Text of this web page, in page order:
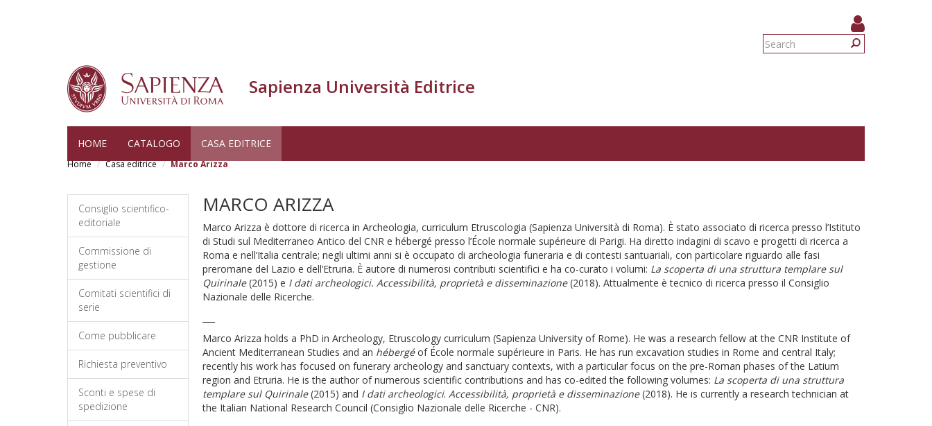
Search
Sapienza Università Editrice
HOME CATALOGO CASA EDITRICE
Home Casa editrice Marco Arizza
Consiglio scientifico-
editoriale
Commissione di
gestione
Comitati scientifici di
serie
Come pubblicare
Richiesta preventivo
Sconti e spese di
spedizione
MARCO ARIZZA
Marco Arizza è dottore di ricerca in Archeologia, curriculum Etruscologia (Sapienza Università di Roma). È stato associato di ricerca presso l’Istituto
di Studi sul Mediterraneo Antico del CNR e hébergé presso l’École normale supérieure di Parigi. Ha diretto indagini di scavo e progetti di ricerca a
Roma e nell’Italia centrale; negli ultimi anni si è occupato di archeologia funeraria e di contesti santuariali, con particolare riguardo alle fasi
preromane del Lazio e dell’Etruria. È autore di numerosi contributi scientifici e ha co-curato i volumi: La scoperta di una struttura templare sul
Quirinale(2015) e I dati archeologici. Accessibilità, proprietà e disseminazione(2018). Attualmente è tecnico di ricerca presso il Consiglio
Nazionale delle Ricerche.
Marco Arizza holds a PhD in Archeology, Etruscology curriculum (Sapienza University of Rome). He was a research fellow at the CNR Institute of
Ancient Mediterranean Studies and an hébergéof École normale supérieure in Paris. He has run excavation studies in Rome and central Italy;
recently his work has focused on funerary archeology and sanctuary contexts, with a particular focus on the pre-Roman phases of the Latium
region and Etruria. He is the author of numerous scientific contributions and has co-edited the following volumes: La scoperta di una struttura
templare sul Quirinale(2015) and I dati archeologici. Accessibilità, proprietà e disseminazione(2018). He is currently a research technician at
the Italian National Research Council (Consiglio Nazionale delle Ricerche - CNR).